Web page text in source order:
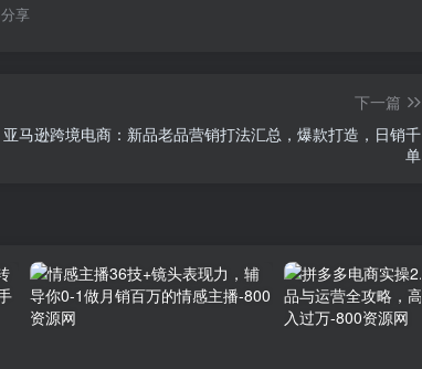
分享
下一篇
亚马逊跨境电商：新品老品营销打法汇总，爆款打造，日销千
单